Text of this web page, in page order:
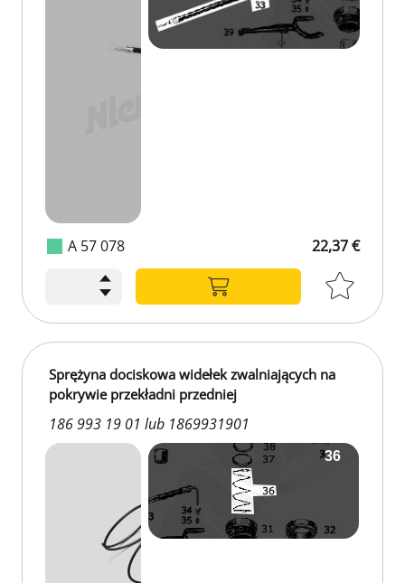
A 57 078 22,37 €
Sprężyna dociskowa widełek zwalniających na
pokrywie przekładni przedniej
186 993 19 01 lub 1869931901